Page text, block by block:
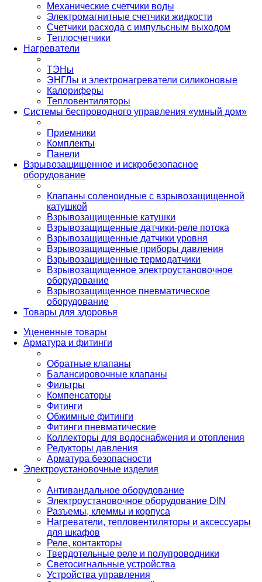
Механические счетчики воды
Электромагнитные счетчики жидкости
Счетчики расхода с импульсным выходом
Теплосчетчики
Нагреватели
ТЭНы
ЭНГЛы и электронагреватели силиконовые
Калориферы
Тепловентиляторы
Системы беспроводного управления «умный дом»
Приемники
Комплекты
Панели
Взрывозащищенное и искробезопасное
оборудование
Клапаны соленоидные с взрывозащищенной
катушкой
Взрывозащищенные катушки
Взрывозащищенные датчики-реле потока
Взрывозащищенные датчики уровня
Взрывозащищенные приборы давления
Взрывозащищенные термодатчики
Взрывозащищенное электроустановочное
оборудование
Взрывозащищенное пневматическое
оборудование
Товары для здоровья
Уцененные товары
Арматура и фитинги
Обратные клапаны
Балансировочные клапаны
Фильтры
Компенсаторы
Фитинги
Обжимные фитинги
Фитинги пневматические
Коллекторы для водоснабжения и отопления
Редукторы давления
Арматура безопасности
Электроустановочные изделия
Антивандальное оборудование
Электроустановочное оборудование DIN
Разъемы, клеммы и корпуса
Нагреватели, тепловентиляторы и аксессуары
для шкафов
Реле, контакторы
Твердотельные реле и полупроводники
Светосигнальные устройства
Устройства управления